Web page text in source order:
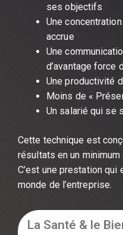
ses objectifs
Une
accrue
Une
d’avantage force
Une productivité
Moins de «
Un salarié qui se
Cette technique est
résultats en un minimum
C’est une prestation
monde de l’entreprise.
La Santé & le